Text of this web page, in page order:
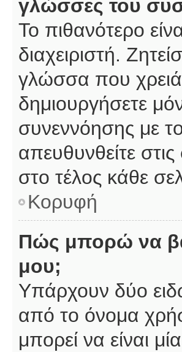
γλώσσες του
Το πιθανότερο
διαχειριστή.
γλώσσα που
δημιουργήσετε
συνεννόησης με
απευθυνθείτε
στο τέλος κάθε
Κορυφή
Πώς μπορώ να
μου;
Υπάρχουν δύο
από το όνομα
μπορεί να είναι